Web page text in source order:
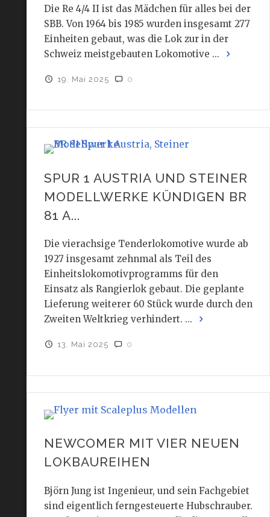
Die Re 4/4 II ist das Mädchen für alles bei der
SBB. Von 1964 bis 1985 wurden insgesamt 277
Einheiten gebaut, was die Lok zur in der
Schweiz meistgebauten Lokomotive ...
19. Mai 2025 0
SPUR 1 AUSTRIA UND STEINER
MODELLWERKE KÜNDIGEN BR
81 A...
Die vierachsige Tenderlokomotive wurde ab
1927 insgesamt zehnmal als Teil des
Einheitslokomotivprogramms für den
Einsatz als Rangierlok gebaut. Die geplante
Lieferung weiterer 60 Stück wurde durch den
Zweiten Weltkrieg verhindert. ...
13. Mai 2025 0
NEWCOMER MIT VIER NEUEN
LOKBAUREIHEN
Björn Jung ist Ingenieur, und sein Fachgebiet
sind eigentlich ferngesteuerte Hubschrauber.